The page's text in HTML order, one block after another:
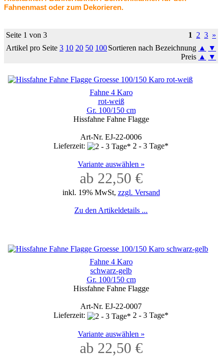
Fahnenmast oder zum Dekorieren.
Seite 1 von 3 1 2 3 »
Artikel pro Seite 3 10 20 50 100Sortieren nach Bezeichnung ▲
▼
Preis ▲ ▼
Fahne 4 Karo
rot-weiß
Gr. 100/150 cm
Hissfahne Fahne Flagge
Art-Nr. EJ-22-0006
Lieferzeit:
2 - 3 Tage*
Variante auswählen »
ab 22,50 €
inkl. 19% MwSt, zzgl. Versand
Zu den Artikeldetails ...
Fahne 4 Karo
schwarz-gelb
Gr. 100/150 cm
Hissfahne Fahne Flagge
Art-Nr. EJ-22-0007
Lieferzeit:
2 - 3 Tage*
Variante auswählen »
ab 22,50 €